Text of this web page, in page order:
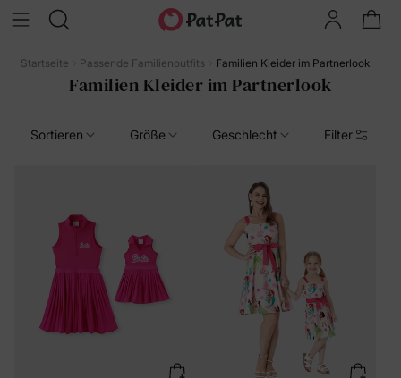
Startseite Passende Familienoutfits Familien Kleider im Partnerlook
Familien Kleider im Partnerlook
Sortieren Größe Geschlecht Filter